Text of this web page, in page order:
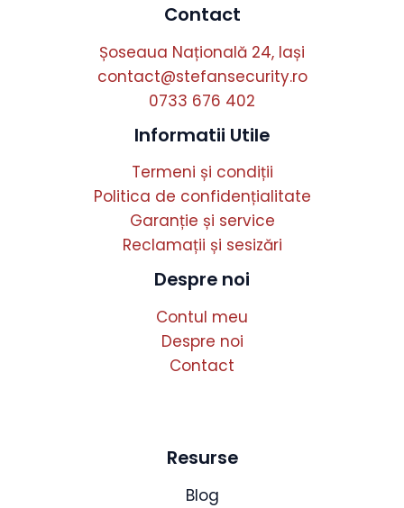
Contact
Șoseaua Națională 24, Iași
contact@stefansecurity.ro
0733 676 402
Informatii Utile
Termeni și condiții
Politica de confidențialitate
Garanție și service
Reclamații și sesizări
Despre noi
Contul meu
Despre noi
Contact
Resurse
Blog